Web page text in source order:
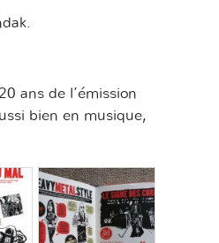
ans de l’émission
bien en musique,